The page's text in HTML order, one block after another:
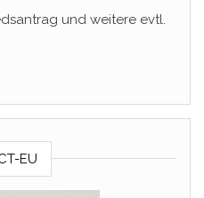
und weitere evtl.
EU